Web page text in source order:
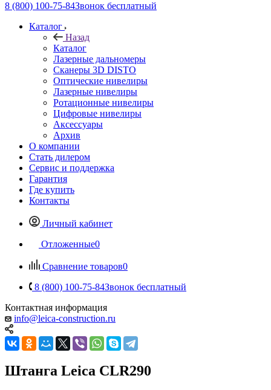
8 (800) 100-75-84Звонок бесплатный
Каталог
Назад
Каталог
Лазерные дальномеры
Сканеры 3D DISTO
Оптические нивелиры
Лазерные нивелиры
Ротационные нивелиры
Цифровые нивелиры
Аксессуары
Архив
О компании
Стать дилером
Сервис и поддержка
Гарантия
Где купить
Контакты
Личный кабинет
Отложенные0
Сравнение товаров0
8 (800) 100-75-84Звонок бесплатный
Контактная информация
info@leica-construction.ru
Штанга Leica CLR290